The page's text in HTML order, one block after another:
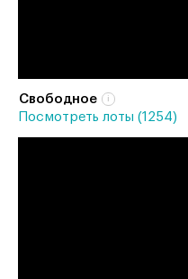
Свободное
Посмотреть лоты (1254)